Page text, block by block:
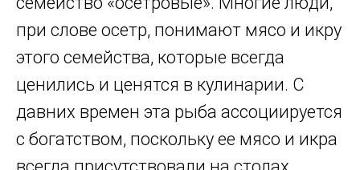
при слове осетр, понимают мясо и икру
этого семейства, которые всегда
ценились и ценятся в кулинарии. С
давних времен эта рыба ассоциируется
с богатством, поскольку ее мясо и икра